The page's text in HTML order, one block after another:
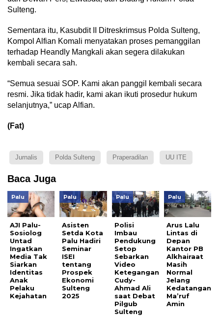
Sulteng.
Sementara itu, Kasubdit II Ditreskrimsus Polda Sulteng,
Kompol Alfian Komali menyatakan proses pemanggilan
terhadap Heandly Mangkali akan segera dilakukan
kembali secara sah.
“Semua sesuai SOP. Kami akan panggil kembali secara
resmi. Jika tidak hadir, kami akan ikuti prosedur hukum
selanjutnya,” ucap Alfian.
(Fat)
Jurnalis Polda Sulteng Praperadilan UU ITE
Baca Juga
Palu
AJI Palu-
Sosiolog
Untad
Ingatkan
Media Tak
Siarkan
Identitas
Anak
Pelaku
Kejahatan
Palu
Asisten
Setda Kota
Palu Hadiri
Seminar
ISEI
tentang
Prospek
Ekonomi
Sulteng
2025
Palu
Polisi
Imbau
Pendukung
Setop
Sebarkan
Video
Ketegangan
Cudy-
Ahmad Ali
saat Debat
Pilgub
Sulteng
Palu
Arus Lalu
Lintas di
Depan
Kantor PB
Alkhairaat
Masih
Normal
Jelang
Kedatangan
Ma’ruf
Amin